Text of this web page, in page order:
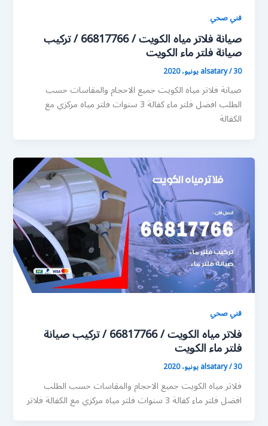
فني صحي
صيانة فلاتر مياه الكويت / 66817766 / تركيب
صيانة فلتر ماء الكويت
alsatary/30 يونيو، 2020
صيانة فلاتر مياه الكويت جميع الاحجام والمقاسات حسب
الطلب افضل فلتر ماء كفالة 3 سنوات فلتر مياه مركزي مع
الكفالة
فني صحي
فلاتر مياه الكويت / 66817766 / تركيب صيانة
فلتر ماء الكويت
alsatary/30 يونيو، 2020
فلاتر مياه الكويت جميع الاحجام والمقاسات حسب الطلب
افضل فلتر ماء كفالة 3 سنوات فلتر مياه مركزي مع الكفالة فلاتر